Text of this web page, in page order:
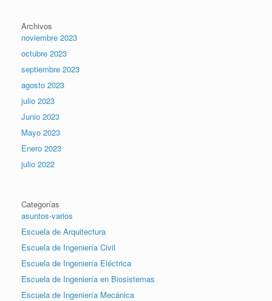
Archivos
noviembre 2023
octubre 2023
septiembre 2023
agosto 2023
julio 2023
Junio 2023
Mayo 2023
Enero 2023
julio 2022
Categorías
asuntos-varios
Escuela de Arquitectura
Escuela de Ingeniería Civil
Escuela de Ingeniería Eléctrica
Escuela de Ingeniería en Biosistemas
Escuela de Ingeniería Mecánica